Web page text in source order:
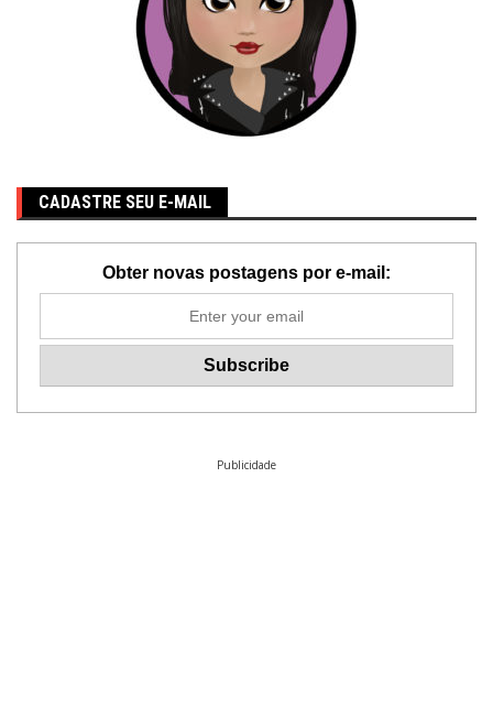
CADASTRE SEU E-MAIL
Obter novas postagens por e-mail:
Publicidade